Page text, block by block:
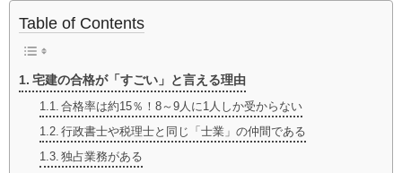
Table of Contents
宅建の合格が「すごい」と言える理由
合格率は約15％！8～9人に1人しか受からない
行政書士や税理士と同じ「士業」の仲間である
独占業務がある